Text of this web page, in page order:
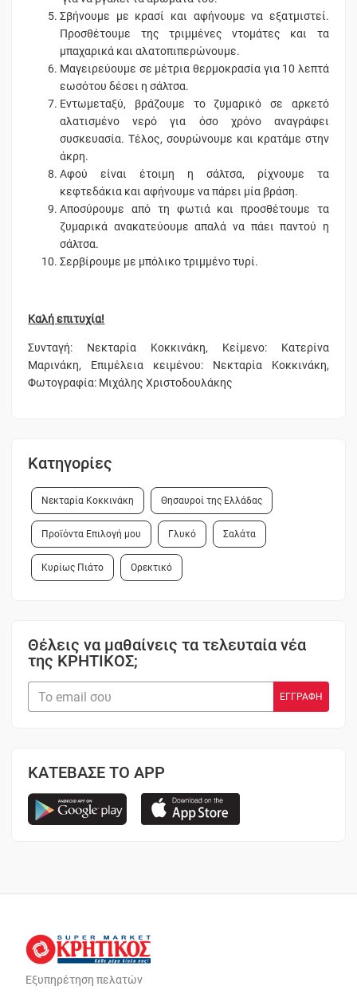
Σβήνουμε με κρασί και αφήνουμε να εξατμιστεί.
Προσθέτουμε της τριμμένες ντομάτες και τα
μπαχαρικά και αλατοπιπερώνουμε.
Μαγειρεύουμε σε μέτρια θερμοκρασία για 10 λεπτά
εωσότου δέσει η σάλτσα.
Εντωμεταξύ, βράζουμε το ζυμαρικό σε αρκετό
αλατισμένο νερό για όσο χρόνο αναγράφει
συσκευασία. Τέλος, σουρώνουμε και κρατάμε στην
άκρη.
Αφού είναι έτοιμη η σάλτσα, ρίχνουμε τα
κεφτεδάκια και αφήνουμε να πάρει μία βράση.
Αποσύρουμε από τη φωτιά και προσθέτουμε τα
ζυμαρικά ανακατεύουμε απαλά να πάει παντού η
σάλτσα.
Σερβίρουμε με μπόλικο τριμμένο τυρί.
Καλή επιτυχία!
Συνταγή: Νεκταρία Κοκκινάκη, Κείμενο: Κατερίνα
Μαρινάκη, Επιμέλεια κειμένου: Νεκταρία Κοκκινάκη,
Φωτογραφία: Μιχάλης Χριστοδουλάκης
Κατηγορίες
Νεκταρία Κοκκινάκη Θησαυροί της Ελλάδας
Προϊόντα Επιλογή μου Γλυκό Σαλάτα
Κυρίως Πιάτο Ορεκτικό
Θέλεις να μαθαίνεις τα τελευταία νέα
της ΚΡΗΤΙΚΟΣ;
ΚΑΤΕΒΑΣΕ ΤΟ APP
Εξυπηρέτηση πελατών